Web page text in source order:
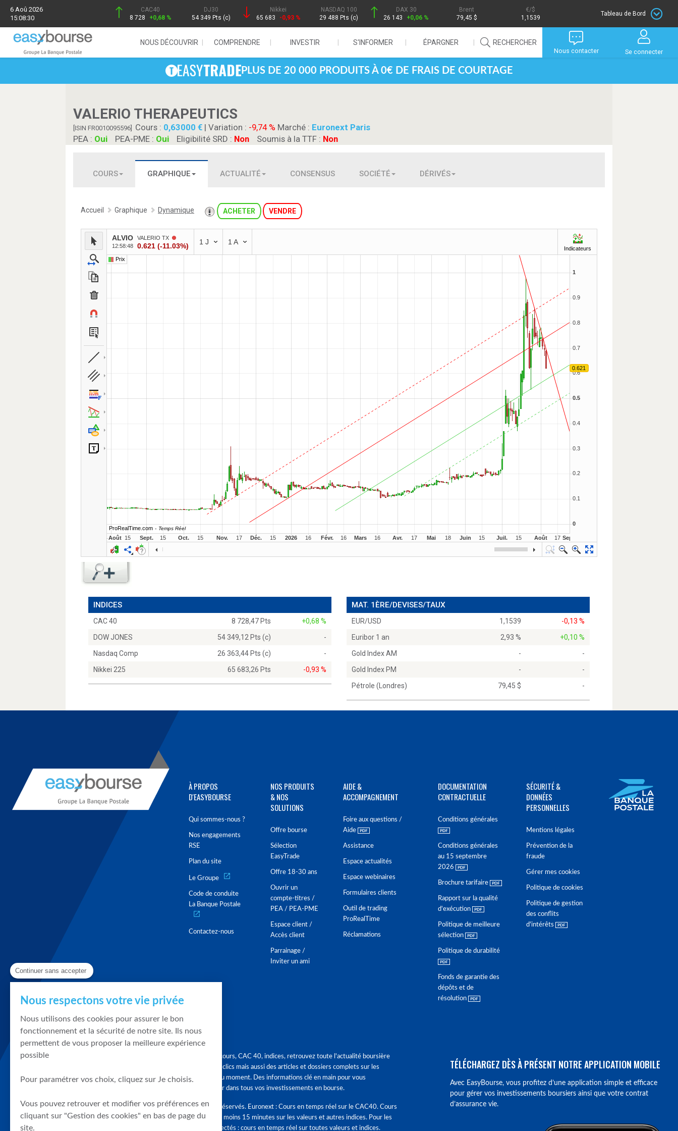
6 Aoû 2026
15:08:30
CAC40
8 728
+0,68 %
DJ30
54 349 Pts (c)
Nikkei
65 683
-0,93 %
NASDAQ 100
29 488 Pts (c)
DAX 30
26 143
+0,06 %
Brent
79,45 $
/$
1,1539
Tableau de Bord
NOUS DÉCOUVRIR COMPRENDRE INVESTIR S'INFORMER ÉPARGNER RECHERCHER
Nous contacter Se connecter
PLUS DE 20 000 PRODUITS À 0€ DE FRAIS DE COURTAGE
VALERIO THERAPEUTICS
[ISIN FR0010095596] Cours : 0,63000 | Variation : -9,74 % Marché : Euronext Paris
PEA : Oui PEA-PME : Oui Eligibilité SRD : Non Soumis à la TTF : Non
COURS GRAPHIQUE ACTUALITÉ CONSENSUS SOCIÉTÉ DÉRIVÉS
Accueil Graphique Dynamique ACHETER VENDRE
INDICES
CAC 40 8 728,47 Pts
+0,68 %
DOW JONES
54 349,12 Pts (c)
-
Nasdaq Comp
26 363,44 Pts (c)
-
Nikkei 225
65 683,26 Pts -0,93 %
MAT. 1ÈRE/DEVISES/TAUX
EUR/USD 1,1539
-0,13 %
Euribor 1 an
2,93 %
+0,10 %
Gold Index AM
-
-
Gold Index PM
-
-
Pétrole (Londres)
79,45 $ -
À PROPOS
D'EASYBOURSE
Qui sommes-nous ?
Nos engagements
RSE
Plan du site
Le Groupe
Code de conduite
La Banque Postale
Contactez-nous
NOS PRODUITS
& NOS
SOLUTIONS
Offre bourse
Sélection
EasyTrade
Offre 18-30 ans
Ouvrir un
compte-titres /
PEA / PEA-PME
Espace client /
Accès client
Parrainage /
Inviter un ami
AIDE &
ACCOMPAGNEMENT
Foire aux questions /
Aide
Assistance
Espace actualités
Espace webinaires
Formulaires clients
Outil de trading
ProRealTime
Réclamations
DOCUMENTATION
CONTRACTUELLE
Conditions générales
Conditions générales
au 15 septembre
2026
Brochure tarifaire
Rapport sur la qualité
d'exécution
Politique de meilleure
sélection
Politique de durabilité
Fonds de garantie des
dépôts et de
résolution
SÉCURITÉ &
DONNÉES
PERSONNELLES
Mentions légales
Prévention de la
fraude
Gérer mes cookies
Politique de cookies
Politique de gestion
des conflits
d'intérêts
Graphique, cours, CAC 40, indices, retrouvez toute l'actualité boursière
en quelques clics mais aussi des articles et dossiers complets sur les
tendances du moment. Des informations clé en main pour vous
accompagner dans tous vos investissements en bourse.
Tous droits réservés. Euronext : Cours en temps réel sur le CAC40. Cours
différés d'au moins 15 minutes sur les valeurs et autres indices. Pour les
clients connectés : cours en temps réel sur toutes valeurs et indices.
TÉLÉCHARGEZ DÈS À PRÉSENT NOTRE APPLICATION MOBILE
Avec EasyBourse, vous profitez d’une application simple et efficace
pour gérer vos investissements boursiers ainsi que votre contrat
d’assurance vie.
Continuer sans accepter
Nous respectons votre vie privée
Nous utilisons des cookies pour assurer le bon
fonctionnement et la sécurité de notre site. Ils nous
permettent de vous proposer la meilleure expérience
possible
Pour paramétrer vos choix, cliquez sur Je choisis.
Vous pouvez retrouver et modifier vos préférences en
cliquant sur "Gestion des cookies" en bas de page du
site.